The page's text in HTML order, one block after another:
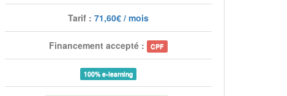
Tarif : 71,60€ / mois
Financement accepté : CPF
100% e-learning